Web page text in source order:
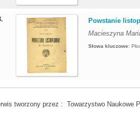
Powstanie
Macieszyna
Słowa kluczowe:
tworzony przez : Towarzystwo Naukowe